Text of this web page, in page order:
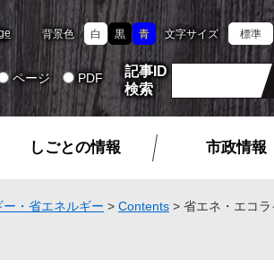
背景色 白 黒 青 文字サイズ 標準
ページ PDF
記事ID
検索
しごとの情報 市政情報
・省エネルギー > Contents > 省エネ・エコラ